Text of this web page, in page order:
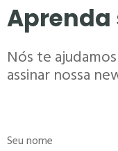
Nós te
assinar nossa
Seu nome